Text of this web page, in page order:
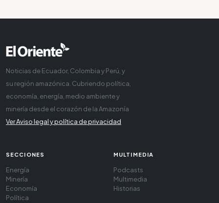
Noticias de Ecuador, Colombia y Perú, y
su región amazónica. Cubriendo política,
economía, energía, medio ambiente y
minería desde el corazón de la Amazonía
Ver Aviso legal y política de privacidad
SECCIONES
Energía
Minería
Economía
Política
MULTIMEDIA
Podcasts
Multimedia
Historias